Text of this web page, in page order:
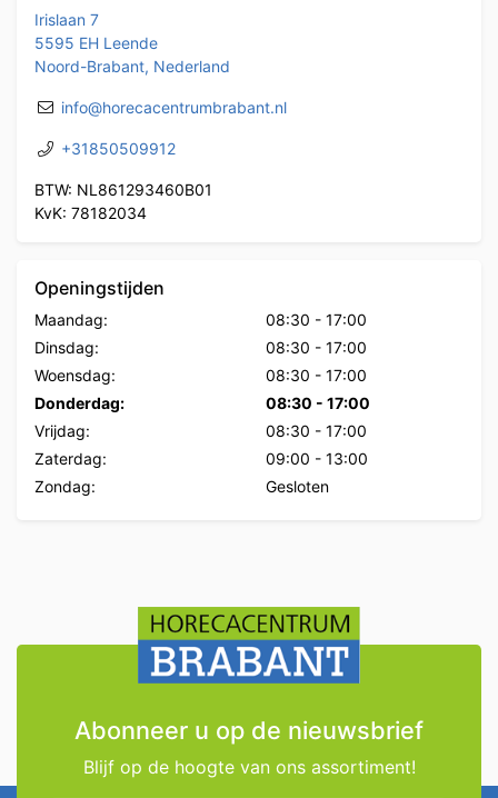
Irislaan 7
5595 EH Leende
Noord-Brabant, Nederland
info@horecacentrumbrabant.nl
+31850509912
BTW: NL861293460B01
KvK: 78182034
Openingstijden
Maandag: 08:30 - 17:00
Dinsdag:
08:30 - 17:00
Woensdag:
08:30 - 17:00
Donderdag:
08:30 - 17:00
Vrijdag:
08:30 - 17:00
Zaterdag:
09:00 - 13:00
Zondag:
Gesloten
Abonneer u op de nieuwsbrief
Blijf op de hoogte van ons assortiment!